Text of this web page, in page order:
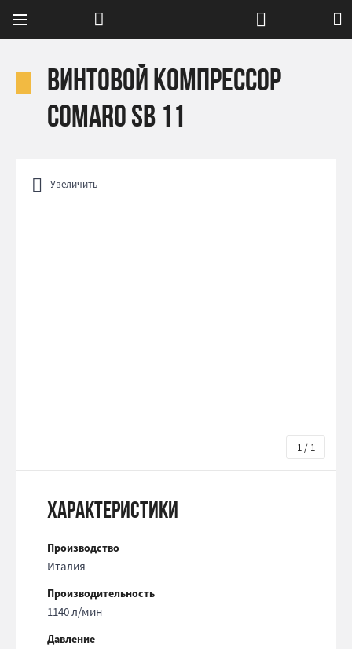
Винтовой компрессор
Comaro SB 11
Увеличить
1 / 1
Характеристики
Производство
Италия
Производительность
1140 л/мин
Давление